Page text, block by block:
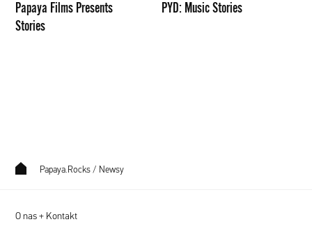
Papaya Films Presents
Stories
PYD: Music Stories
Papaya.Rocks / Newsy
O nas + Kontakt